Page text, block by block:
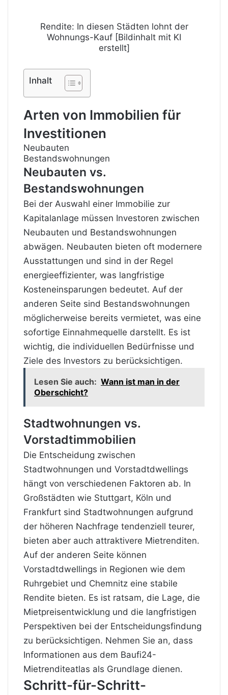
Rendite: In diesen Städten lohnt der
Wohnungs-Kauf [Bildinhalt mit KI
erstellt]
Inhalt
Arten von Immobilien für
Investitionen
Neubauten
Bestandswohnungen
Neubauten vs.
Bestandswohnungen
Bei der Auswahl einer Immobilie zur
Kapitalanlage müssen Investoren zwischen
Neubauten und Bestandswohnungen
abwägen. Neubauten bieten oft modernere
Ausstattungen und sind in der Regel
energieeffizienter, was langfristige
Kosteneinsparungen bedeutet. Auf der
anderen Seite sind Bestandswohnungen
möglicherweise bereits vermietet, was eine
sofortige Einnahmequelle darstellt. Es ist
wichtig, die individuellen Bedürfnisse und
Ziele des Investors zu berücksichtigen.
Lesen Sie auch: Wann ist man in der
Oberschicht?
Stadtwohnungen vs.
Vorstadtimmobilien
Die Entscheidung zwischen
Stadtwohnungen und Vorstadtdwellings
hängt von verschiedenen Faktoren ab. In
Großstädten wie Stuttgart, Köln und
Frankfurt sind Stadtwohnungen aufgrund
der höheren Nachfrage tendenziell teurer,
bieten aber auch attraktivere Mietrenditen.
Auf der anderen Seite können
Vorstadtdwellings in Regionen wie dem
Ruhrgebiet und Chemnitz eine stabile
Rendite bieten. Es ist ratsam, die Lage, die
Mietpreisentwicklung und die langfristigen
Perspektiven bei der Entscheidungsfindung
zu berücksichtigen. Nehmen Sie an, dass
Informationen aus dem Baufi24-
Mietrenditeatlas als Grundlage dienen.
Schritt-für-Schritt-